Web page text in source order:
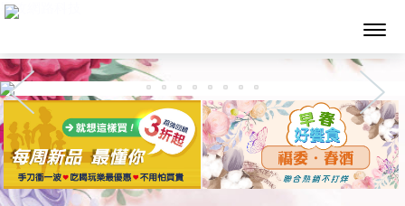
墨攻網路科技